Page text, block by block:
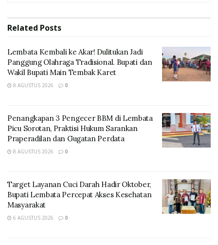
sasaran dan berkualitas.
merupakan bagian integral dari upaya nasional untuk
meningkatkan infrastruktur pendidikan.
Dengan total anggaran pendidikan sebesar Rp724,3
Related Posts
Lembata Kembali ke Akar! Dulitukan Jadi
Panggung Olahraga Tradisional. Bupati dan
Wakil Bupati Main Tembak Karet
8 AGUSTUS 2026 0
Penangkapan 3 Pengecer BBM di Lembata
Picu Sorotan, Praktisi Hukum Sarankan
Praperadilan dan Gugatan Perdata
8 AGUSTUS 2026 0
Target Layanan Cuci Darah Hadir Oktober,
Bupati Lembata Percepat Akses Kesehatan
Masyarakat
6 AGUSTUS 2026 0